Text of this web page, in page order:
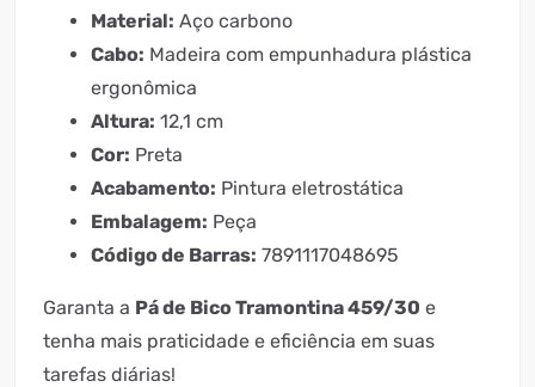
Material: Aço carbono
Cabo: Madeira com empunhadura plástica
ergonômica
Altura: 12,1 cm
Cor: Preta
Acabamento: Pintura eletrostática
Embalagem: Peça
Código de Barras: 7891117048695
Garanta a Pá de Bico Tramontina 459/30 e
tenha mais praticidade e eficiência em suas
tarefas diárias!